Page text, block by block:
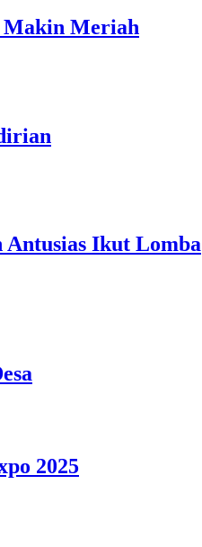
Makin Meriah
Antusias Ikut Lomba
2025